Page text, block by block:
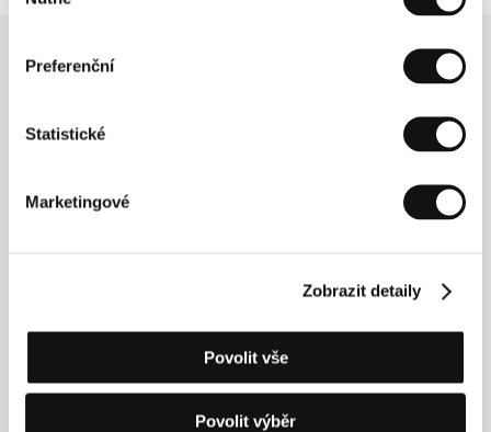
Preferenční
Statistické
Marketingové
Zobrazit detaily
Povolit vše
Povolit výběr
Související novinky
KVIFF.TV Park nabídne každý den festivalu
bohatý program včetně koncertu Oriona